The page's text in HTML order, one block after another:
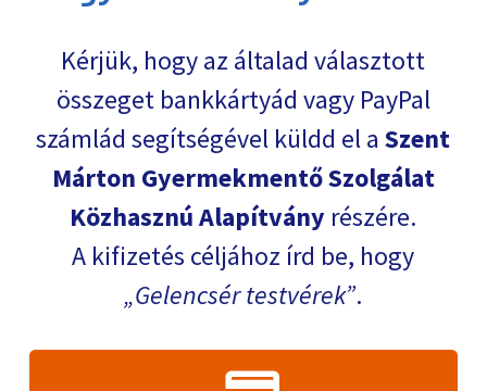
Kérjük, hogy az általad választott
összeget bankkártyád vagy PayPal
számlád segítségével küldd el aSzent
Márton Gyermekmentő Szolgálat
Közhasznú Alapítvány részére.
A kifizetés céljához írd be, hogy
Gelencsér testvérek .